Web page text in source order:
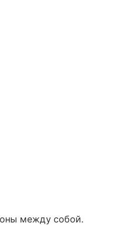
между собой.